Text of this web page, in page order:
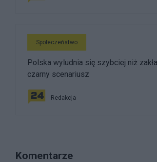
Społeczeństwo
Polska wyludnia się szybciej niż
czarny scenariusz
Redakcja
Komentarze